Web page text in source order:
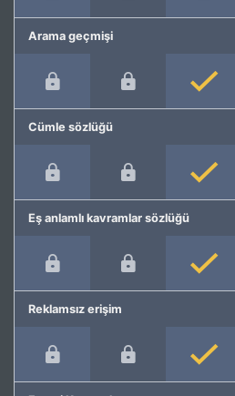
Arama geçmişi
Cümle sözlüğü
Eş anlamlı kavramlar sözlüğü
Reklamsız erişim